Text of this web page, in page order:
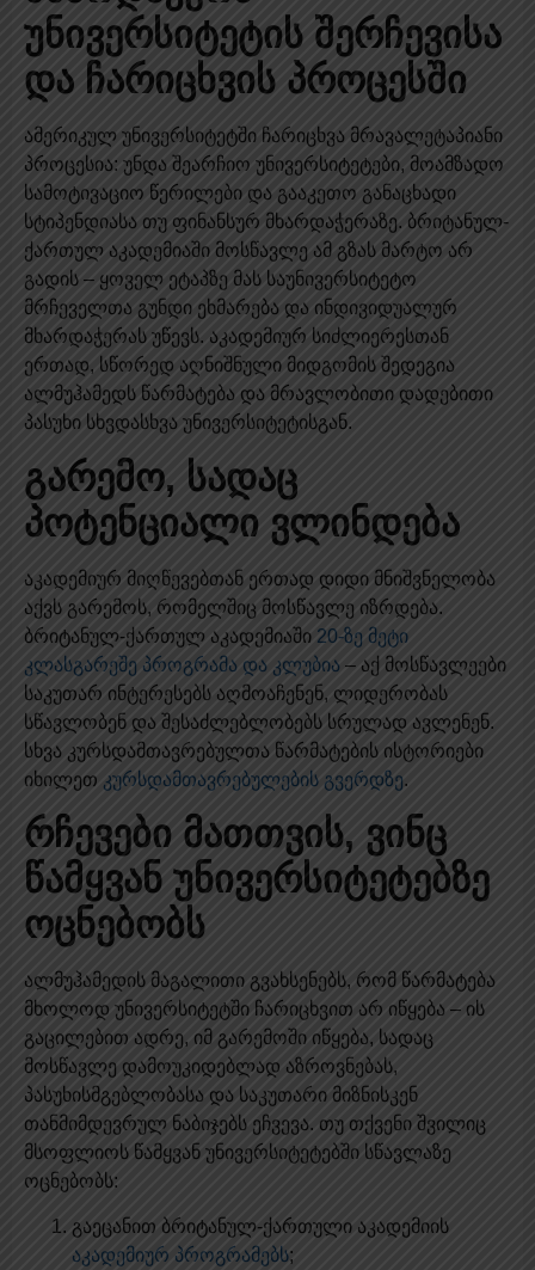
უნივერსიტეტის შერჩევისა
და ჩარიცხვის პროცესში
ამერიკულ უნივერსიტეტში ჩარიცხვა მრავალეტაპიანი
პროცესია: უნდა შეარჩიო უნივერსიტეტები, მოამზადო
სამოტივაციო წერილები და გააკეთო განაცხადი
სტიპენდიასა თუ ფინანსურ მხარდაჭერაზე. ბრიტანულ-
ქართულ აკადემიაში მოსწავლე ამ გზას მარტო არ
გადის – ყოველ ეტაპზე მას საუნივერსიტეტო
მრჩეველთა გუნდი ეხმარება და ინდივიდუალურ
მხარდაჭერას უწევს. აკადემიურ სიძლიერესთან
ერთად, სწორედ აღნიშნული მიდგომის შედეგია
ალმუჰამედს წარმატება და მრავლობითი დადებითი
პასუხი სხვდასხვა უნივერსიტეტისგან.
გარემო, სადაც
პოტენციალი ვლინდება
აკადემიურ მიღწევებთან ერთად დიდი მნიშვნელობა
აქვს გარემოს, რომელშიც მოსწავლე იზრდება.
ბრიტანულ-ქართულ აკადემიაში 20-ზე მეტი
კლასგარეშე პროგრამა და კლუბია – აქ მოსწავლეები
საკუთარ ინტერესებს აღმოაჩენენ, ლიდერობას
სწავლობენ და შესაძლებლობებს სრულად ავლენენ.
სხვა კურსდამთავრებულთა წარმატების ისტორიები
იხილეთ კურსდამთავრებულების გვერდზე.
რჩევები მათთვის, ვინც
წამყვან უნივერსიტეტებზე
ოცნებობს
ალმუჰამედის მაგალითი გვახსენებს, რომ წარმატება
მხოლოდ უნივერსიტეტში ჩარიცხვით არ იწყება – ის
გაცილებით ადრე, იმ გარემოში იწყება, სადაც
მოსწავლე დამოუკიდებლად აზროვნებას,
პასუხისმგებლობასა და საკუთარი მიზნისკენ
თანმიმდევრულ ნაბიჯებს ეჩვევა. თუ თქვენი შვილიც
მსოფლიოს წამყვან უნივერსიტეტებში სწავლაზე
ოცნებობს:
გაეცანით ბრიტანულ-ქართული აკადემიის
აკადემიურ პროგრამებს;